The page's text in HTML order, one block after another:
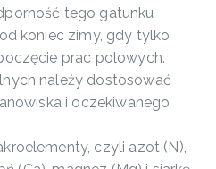
tego gatunku
koniec zimy, gdy tylko
prac polowych.
należy dostosować
i oczekiwanego
czyli azot (N),